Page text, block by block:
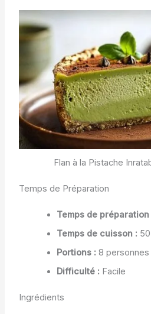
Flan à la Pistache
Temps de Préparation
Temps de préparation
Temps de cuisson :
Portions : 8 personnes
Difficulté : Facile
Ingrédients